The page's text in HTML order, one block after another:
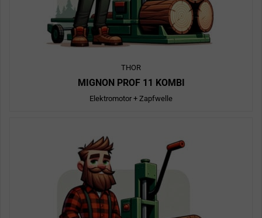
THOR
MIGNON PROF 11 KOMBI
Elektromotor + Zapfwelle